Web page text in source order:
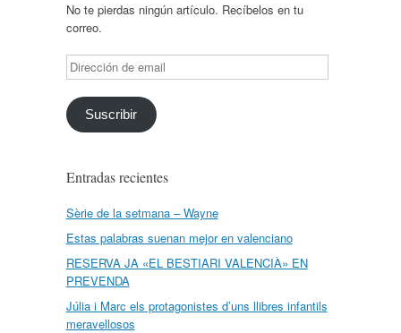
No te pierdas ningún artículo. Recíbelos en tu
correo.
Dirección
de
email
Suscribir
Entradas recientes
Sèrie de la setmana – Wayne
Estas palabras suenan mejor en valenciano
RESERVA JA «EL BESTIARI VALENCIÀ» EN
PREVENDA
Júlia i Marc els protagonistes d’uns llibres infantils
meravellosos